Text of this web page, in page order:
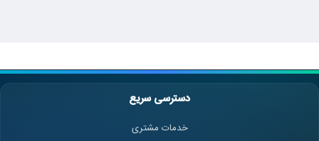
دسترسی سریع
خدمات مشتری